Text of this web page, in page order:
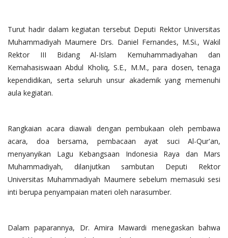
Turut hadir dalam kegiatan tersebut Deputi Rektor Universitas
Muhammadiyah Maumere Drs. Daniel Fernandes, M.Si., Wakil
Rektor III Bidang Al-Islam Kemuhammadiyahan dan
Kemahasiswaan Abdul Kholiq, S.E., M.M., para dosen, tenaga
kependidikan, serta seluruh unsur akademik yang memenuhi
aula kegiatan.
Rangkaian acara diawali dengan pembukaan oleh pembawa
acara, doa bersama, pembacaan ayat suci Al-Qur'an,
menyanyikan Lagu Kebangsaan Indonesia Raya dan Mars
Muhammadiyah, dilanjutkan sambutan Deputi Rektor
Universitas Muhammadiyah Maumere sebelum memasuki sesi
inti berupa penyampaian materi oleh narasumber.
Dalam paparannya, Dr. Amira Mawardi menegaskan bahwa